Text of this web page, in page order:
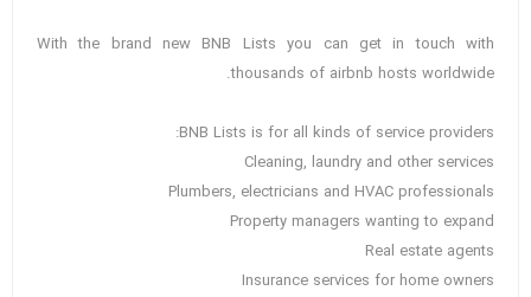
With the brand new BNB Lists you can get in touch with
thousands of airbnb hosts worldwide.
BNB Lists is for all kinds of service providers:
Cleaning, laundry and other services
Plumbers, electricians and HVAC professionals
Property managers wanting to expand
Real estate agents
Insurance services for home owners